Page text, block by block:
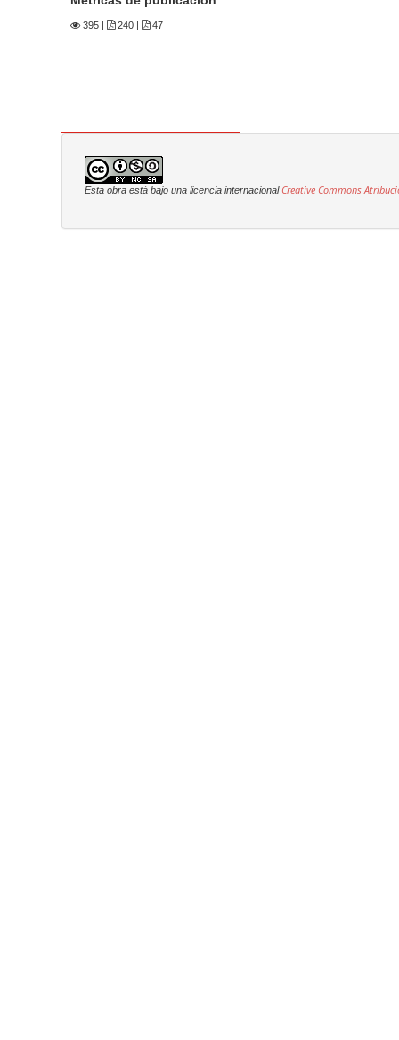
395| 240 | 47
Esta obra está bajo una licencia internacional Creative Commons